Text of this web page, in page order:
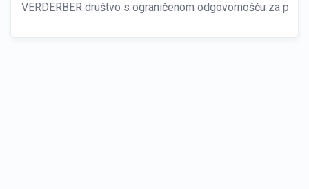
VERDERBER društvo s ograničenom odgovornošću za